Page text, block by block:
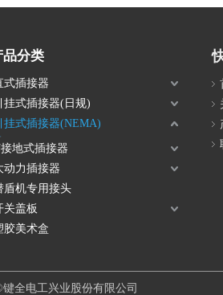
品分类
式插接器
挂式插接器(日规)
挂式插接器(NEMA)
地式插接器
动力插接器
盾机专用接头
关盖板
胶美术盒
全电工兴业股份有限公司